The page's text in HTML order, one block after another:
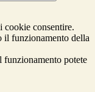
cookie consentire.
il funzionamento della
funzionamento potete